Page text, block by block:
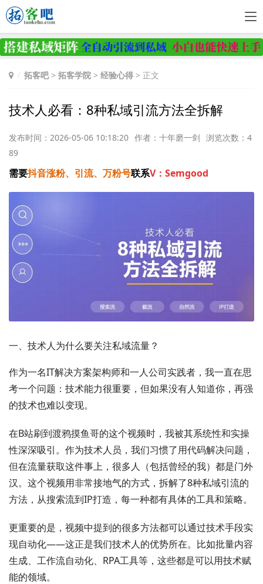
拓客吧> 拓客学院 > 经验心得 > 正文
技术人必看：8种私域引流方法全拆解
发布时间：2026-05-06 10:18:20 作者：十年磨一剑 浏览次数：4
89
需要抖音涨粉、引流、万粉号联系V：Semgood
一、技术人为什么要关注私域流量？
作为一名IT解决方案架构师和一人公司实践者，我一直在思
考一个问题：技术能力很重要，但如果没有人知道你，再强
的技术也难以变现。
在B站刷到渡鸦摸鱼哥的这个视频时，我被其系统性和实操
性深深吸引。作为技术人员，我们习惯了用代码解决问题，
但在流量获取这件事上，很多人（包括曾经的我）都是门外
汉。这个视频用非常接地气的方式，拆解了8种私域引流的
方法，从搜索流到IP打造，每一种都有具体的工具和策略。
更重要的是，视频中提到的很多方法都可以通过技术手段实
现自动化——这正是我们技术人的优势所在。比如批量内容
生成、工作流自动化、RPA工具等，这些都是可以用技术赋
能的领域。